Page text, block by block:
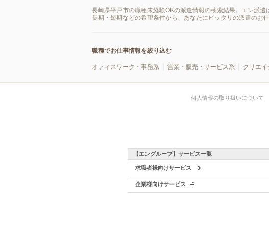
長崎県平戸市の職種未経験OKの派遣情報の検索結果。エン派
長期・短期などの希望条件から、あなたにピッタリの派遣のお仕
職種でお仕事情報を絞り込む
オフィスワーク・事務系 営業・販売・サービス系 クリエ
個人情報の取り扱いについて
【エングループ】サービス一覧
求職者様向けサービス
企業様向けサービス